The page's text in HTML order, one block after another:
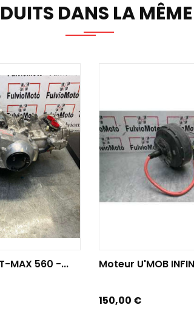
DANS LA
MAX 560 -...
Moteur U'MOB
Prix
150,00 €